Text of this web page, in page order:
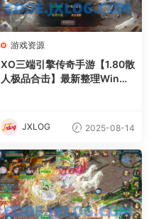
游戏资源
XO三端引擎传奇手游【1.80散
人极品合击】最新整理Win系
JXLOG 2025-08-14